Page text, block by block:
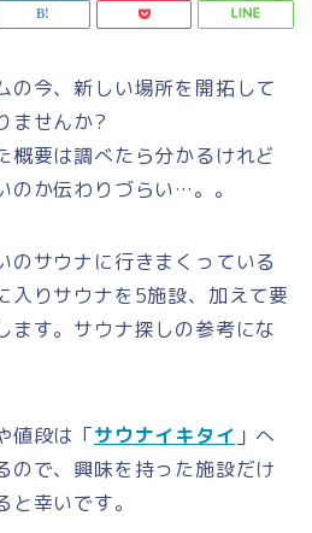
の今、新しい場所を開拓して
ませんか?
概要は調べたら分かるけれど
のか伝わりづらい…。。
のサウナに行きまくっている
入りサウナを5施設、加えて要
ます。サウナ探しの参考にな
値段は「サウナイキタイ 」へ
ので、興味を持った施設だけ
幸いです。